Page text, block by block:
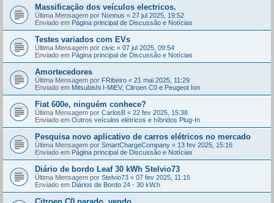
Massificação dos veículos electricos.
Última Mensagem por Nonnus « 27 jul 2025, 19:52
Enviado em Página principal de Discussão e Notícias
Testes variados com EVs
Última Mensagem por civic « 07 jul 2025, 09:54
Enviado em Página principal de Discussão e Notícias
Amortecedores
Última Mensagem por FRibeiro « 21 mai 2025, 11:29
Enviado em Mitsubishi I-MiEV, Citroen C0 e Peugeot Ion
Fiat 600e, ninguém conhece?
Última Mensagem por CarlosB « 22 fev 2025, 15:38
Enviado em Outros veículos elétricos e híbridos Plug-In
Pesquisa novo aplicativo de carros elétricos no mercado
Última Mensagem por SmartChargeCompany « 13 fev 2025, 15:16
Enviado em Página principal de Discussão e Notícias
Diário de bordo Leaf 30 kWh Stelvio73
Última Mensagem por Stelvio73 « 07 fev 2025, 11:15
Enviado em Diários de Bordo 24 - 30 kW.h
Citroen C0 parado, vendo